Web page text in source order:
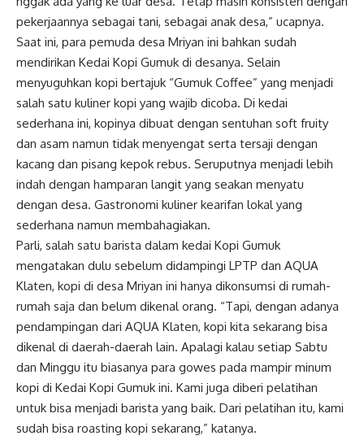
pekerjaannya sebagai tani, sebagai anak desa,” ucapnya.
Saat ini, para pemuda desa Mriyan ini bahkan sudah
mendirikan Kedai Kopi Gumuk di desanya. Selain
menyuguhkan kopi bertajuk “Gumuk Coffee” yang menjadi
salah satu kuliner kopi yang wajib dicoba. Di kedai
sederhana ini, kopinya dibuat dengan sentuhan soft fruity
dan asam namun tidak menyengat serta tersaji dengan
kacang dan pisang kepok rebus. Seruputnya menjadi lebih
indah dengan hamparan langit yang seakan menyatu
dengan desa. Gastronomi kuliner kearifan lokal yang
sederhana namun membahagiakan.
Parli, salah satu barista dalam kedai Kopi Gumuk
mengatakan dulu sebelum didampingi LPTP dan AQUA
Klaten, kopi di desa Mriyan ini hanya dikonsumsi di rumah-
rumah saja dan belum dikenal orang. “Tapi, dengan adanya
pendampingan dari AQUA Klaten, kopi kita sekarang bisa
dikenal di daerah-daerah lain. Apalagi kalau setiap Sabtu
dan Minggu itu biasanya para gowes pada mampir minum
kopi di Kedai Kopi Gumuk ini. Kami juga diberi pelatihan
untuk bisa menjadi barista yang baik. Dari pelatihan itu, kami
sudah bisa roasting kopi sekarang,” katanya.